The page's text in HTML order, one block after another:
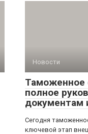
Новости
Таможенное
полное
документам
Сегодня
ключевой этап